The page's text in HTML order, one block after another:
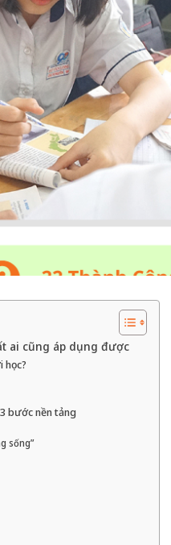
ai cũng áp dụng được
học?
bước nền tảng
sống”